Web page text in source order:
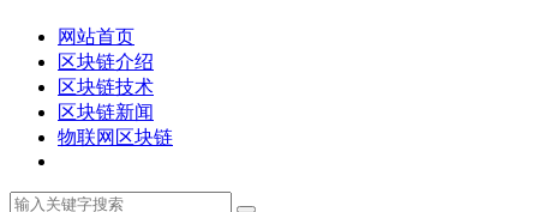
网站首页
区块链介绍
区块链技术
区块链新闻
物联网区块链